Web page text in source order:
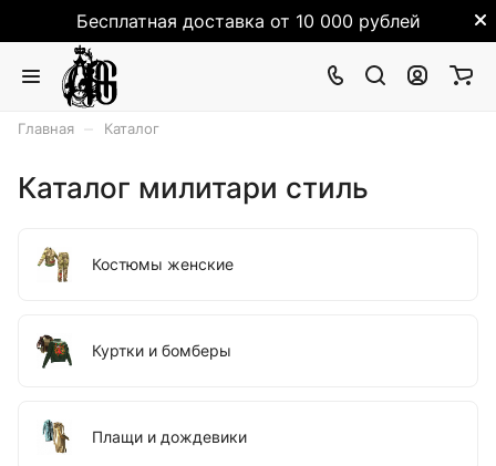
Бесплатная доставка от 10 000 рублей
Главная Каталог
Каталог милитари стиль
Костюмы женские
Куртки и бомберы
Плащи и дождевики